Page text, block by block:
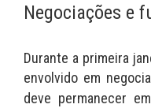
Negociações e
Durante a primeira
envolvido em
deve permanecer